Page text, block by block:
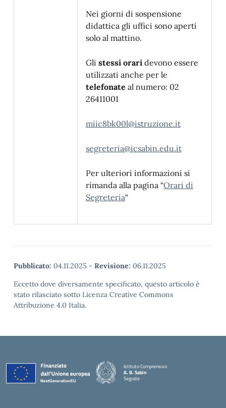
Nei giorni di sospensione
didattica gli uffici sono aperti
solo al mattino.
Gli stessi orari devono essere
utilizzati anche per le
telefonate al numero: 02
26411001
miic8bk00l@istruzione.it
segreteria@icsabin.edu.it
Per ulteriori informazioni si
rimanda alla pagina “Orari di
Segreteria“
Pubblicato: 04.11.2025 - Revisione: 06.11.2025
Eccetto dove diversamente specificato, questo articolo è
stato rilasciato sotto Licenza Creative Commons
Attribuzione 4.0 Italia.
Istituto Comprensivo
A. B. Sabin
Segrate